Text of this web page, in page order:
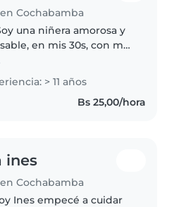
Cochabamba
una niñera amorosa y
en mis 30s, con más
niños en edad
Soy madre, lo que me
perspectiva única y
> 11 años
Bs 25,00/hora
ines
Cochabamba
Ines empecé a cuidar